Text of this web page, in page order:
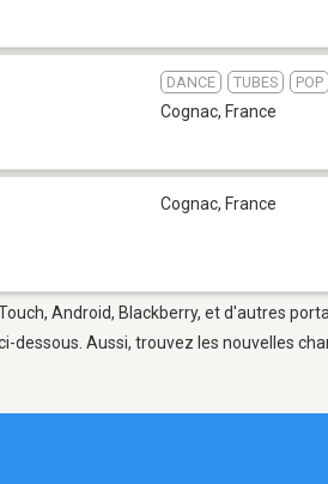
DANCE TUBES POP
Cognac, France
Cognac, France
Android, Blackberry, et d'autres
Aussi, trouvez les nouvelles